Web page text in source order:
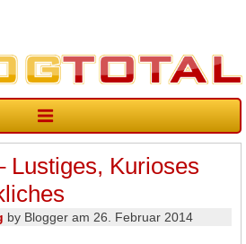
Lustiges, Kurioses
by Blogger am 26. Februar 2014